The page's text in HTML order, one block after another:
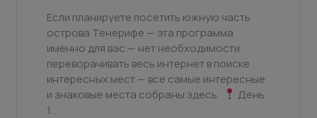
Если планируете посетить южную часть
острова Тенерифе — эта программа
именно для вас — нет необходимости
переворачивать весь интернет в поиске
интересных мест — все самые интересные
и знаковые места собраны здесь
День
1…